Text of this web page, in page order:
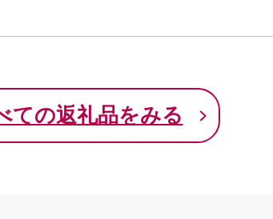
ての返礼品をみる